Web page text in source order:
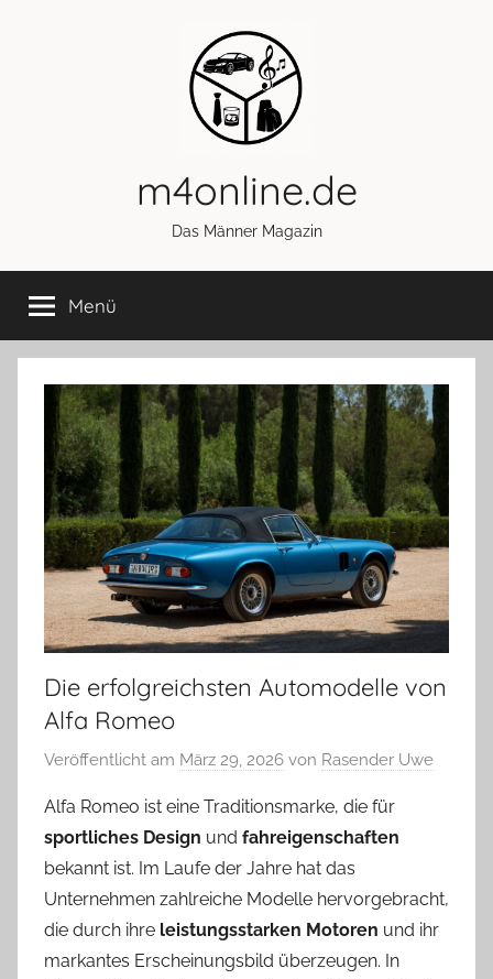
m4online.de
Das Männer Magazin
Menü
Die erfolgreichsten Automodelle von
Alfa Romeo
Veröffentlicht am März 29, 2026 von Rasender Uwe
Alfa Romeo ist eine Traditionsmarke, die für
sportliches Design und fahreigenschaften
bekannt ist. Im Laufe der Jahre hat das
Unternehmen zahlreiche Modelle hervorgebracht,
die durch ihre leistungsstarken Motoren und ihr
markantes Erscheinungsbild überzeugen. In